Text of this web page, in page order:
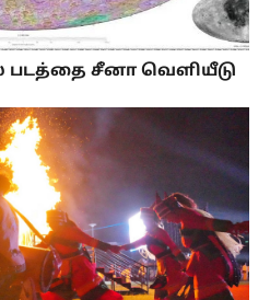
படத்தை சீனா வெளியீடு